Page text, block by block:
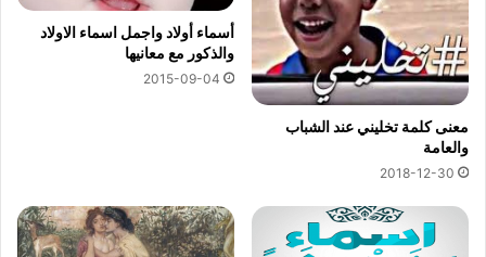
معنى كلمة تخليني عند الشباب
والعامة
2018-12-30
أسماء أولاد واجمل اسماء الاولاد
والذكور مع معانيها
2015-09-04